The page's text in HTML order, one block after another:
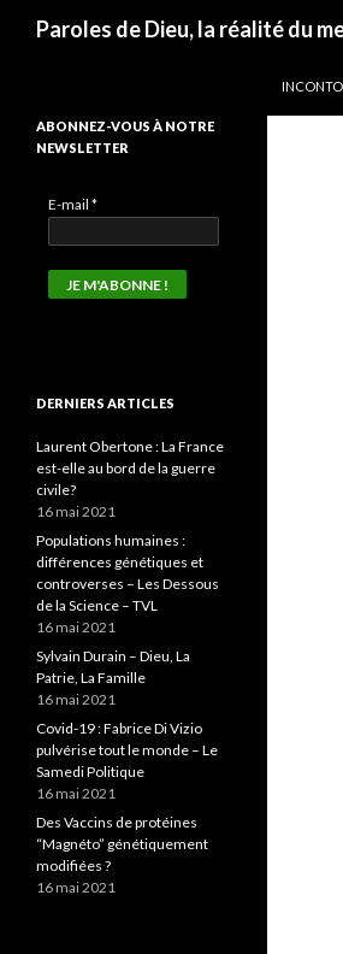
Paroles de Dieu, la réalité du
ABONNEZ-VOUS À NOTRE
NEWSLETTER
E-mail *
DERNIERS ARTICLES
Laurent Obertone : La France
est-elle au bord de la guerre
civile?
16 mai 2021
Populations humaines :
différences génétiques et
controverses – Les Dessous
de la Science – TVL
16 mai 2021
Sylvain Durain – Dieu, La
Patrie, La Famille
16 mai 2021
Covid-19 : Fabrice Di Vizio
pulvérise tout le monde – Le
Samedi Politique
16 mai 2021
Des Vaccins de protéines
“Magnéto” génétiquement
modifiées ?
16 mai 2021